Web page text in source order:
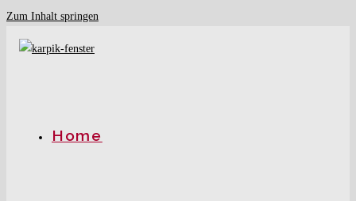
Zum Inhalt springen
Home